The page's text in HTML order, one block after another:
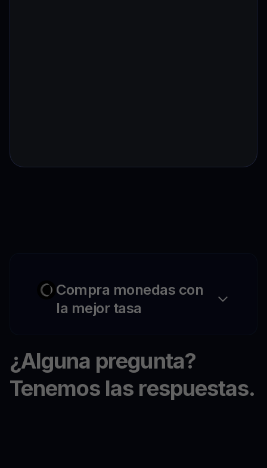
Compra monedas con
la mejor tasa
¿Alguna pregunta?
Tenemos las respuestas.